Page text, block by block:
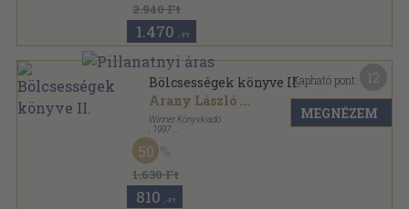
2.940 Ft
1.470 ,-Ft
Bölcsességek könyve II.
Arany László ...
Winner Könyvkiadó
1997
Fűzött kemény papírkötés
1.630 Ft
50
810 ,-Ft
Kapható pont:
MEGNÉZEM